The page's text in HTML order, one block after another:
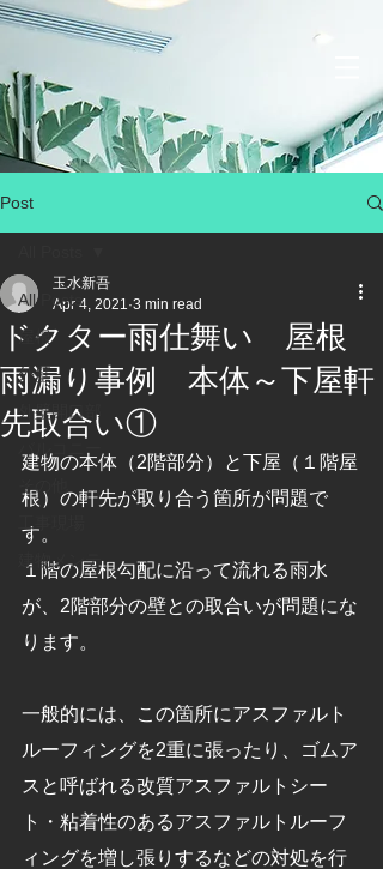
Post
All Posts
屋根
外壁
外壁開口部
バルコニー
その他
工事現場
建物メンテ
ドクター雨仕舞い 屋根
雨漏り事例 本体～下屋軒
先取合い①
玉水新吾
Apr 4, 2021 3 min read
建物の本体（2階部分）と下屋（１階屋
根）の軒先が取り合う箇所が問題で
す。
１階の屋根勾配に沿って流れる雨水
が、2階部分の壁との取合いが問題にな
ります。
一般的には、この箇所にアスファルト
ルーフィングを2重に張ったり、ゴムア
スと呼ばれる改質アスファルトシー
ト・粘着性のあるアスファルトルーフ
ィングを増し張りするなどの対処を行